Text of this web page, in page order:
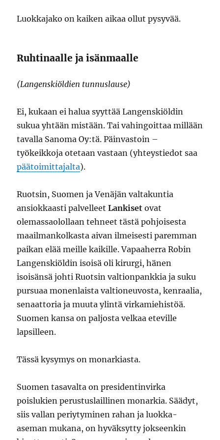
Luokkajako on kaiken aikaa ollut pysyvää.
Ruhtinaalle ja isänmaalle
(Langenskiöldien tunnuslause)
Ei, kukaan ei halua syyttää Langenskiöldin
sukua yhtään mistään. Tai vahingoittaa millään
tavalla Sanoma Oy:tä. Päinvastoin –
työkeikkoja otetaan vastaan (yhteystiedot saa
päätoimittajalta).
Ruotsin, Suomen ja Venäjän valtakuntia
ansiokkaasti palvelleetLankiset ovat
olemassaolollaan tehneet tästä pohjoisesta
maailmankolkasta aivan ilmeisesti paremman
paikan elää meille kaikille. Vapaaherra Robin
Langenskiöldin isoisä oli kirurgi, hänen
isoisänsä johti Ruotsin valtionpankkia ja suku
pursuaa monenlaista valtioneuvosta, kenraalia,
senaattoria ja muuta ylintä virkamiehistöä.
Suomen kansa on paljosta velkaa eteville
lapsilleen.
Tässä kysymys on monarkiasta.
Suomen tasavalta on presidentinvirka
poislukien perustuslaillinen monarkia. Säädyt,
siis vallan periytyminen rahan ja luokka-
aseman mukana, on hyväksytty jokseenkin